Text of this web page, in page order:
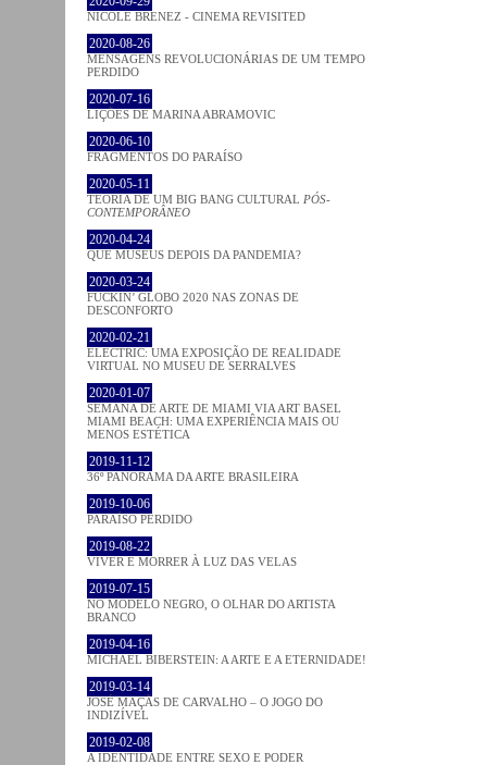
NICOLE BRENEZ - CINEMA REVISITED
2020-08-26
MENSAGENS REVOLUCIONÁRIAS DE UM TEMPO
PERDIDO
2020-07-16
LIÇÕES DE MARINA ABRAMOVIC
2020-06-10
FRAGMENTOS DO PARAÍSO
2020-05-11
TEORIA DE UM BIG BANG CULTURAL PÓS-
CONTEMPORÂNEO
2020-04-24
QUE MUSEUS DEPOIS DA PANDEMIA?
2020-03-24
FUCKIN’ GLOBO 2020 NAS ZONAS DE
DESCONFORTO
2020-02-21
ELECTRIC: UMA EXPOSIÇÃO DE REALIDADE
VIRTUAL NO MUSEU DE SERRALVES
2020-01-07
SEMANA DE ARTE DE MIAMI VIA ART BASEL
MIAMI BEACH: UMA EXPERIÊNCIA MAIS OU
MENOS ESTÉTICA
2019-11-12
36º PANORAMA DA ARTE BRASILEIRA
2019-10-06
PARAÍSO PERDIDO
2019-08-22
VIVER E MORRER À LUZ DAS VELAS
2019-07-15
NO MODELO NEGRO, O OLHAR DO ARTISTA
BRANCO
2019-04-16
MICHAEL BIBERSTEIN: A ARTE E A ETERNIDADE!
2019-03-14
JOSÉ MAÇÃS DE CARVALHO – O JOGO DO
INDIZÍVEL
2019-02-08
A IDENTIDADE ENTRE SEXO E PODER